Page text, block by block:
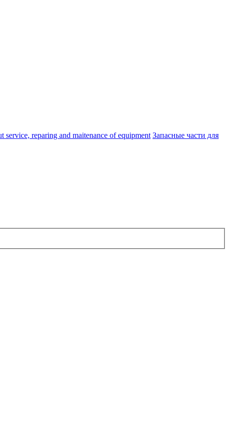
reparing and maitenance of equipment Запасные части для